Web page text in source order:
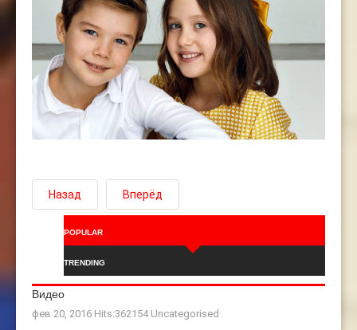
Назад Вперёд
POPULAR
TRENDING
Видео
фев 20, 2016 Hits:362154 Uncategorised